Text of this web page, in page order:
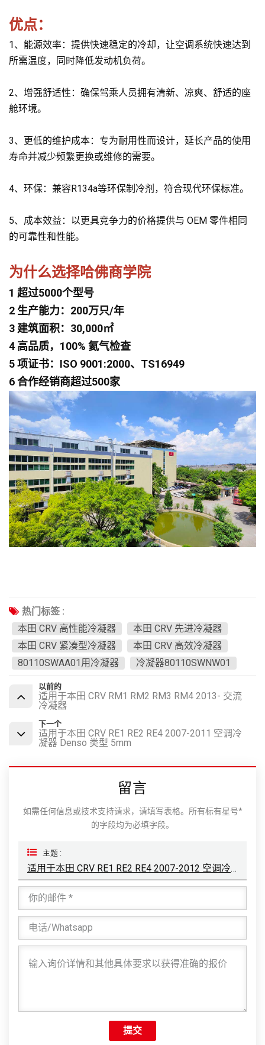
优点：
1、能源效率：提供快速稳定的冷却，让空调系统快速达到
所需温度，同时降低发动机负荷。
2、增强舒适性：确保驾乘人员拥有清新、凉爽、舒适的座
舱环境。
3、更低的维护成本：专为耐用性而设计，延长产品的使用
寿命并减少频繁更换或维修的需要。
4、环保：兼容R134a等环保制冷剂，符合现代环保标准。
5、成本效益：以更具竞争力的价格提供与 OEM 零件相同
的可靠性和性能。
为什么选择哈佛商学院
1 超过5000个型号
2 生产能力：200万只/年
3 建筑面积：30,000㎡
4 高品质，100% 氦气检查
5 项证书：ISO 9001:2000、TS16949
6 合作经销商超过500家
热门标签 :
本田 CRV 高性能冷凝器
本田 CRV 先进冷凝器
本田 CRV 紧凑型冷凝器
本田 CRV 高效冷凝器
80110SWAA01用冷凝器
冷凝器80110SWNW01
以前的
适用于本田 CRV RM1 RM2 RM3 RM4 2013- 交流
冷凝器
下一个
适用于本田 CRV RE1 RE2 RE4 2007-2011 空调冷
凝器 Denso 类型 5mm
留言
如需任何信息或技术支持请求，请填写表格。所有标有星号*
的字段均为必填字段。
主题 :
适用于本田 CRV RE1 RE2 RE4 2007-2012 空调冷凝器
提交